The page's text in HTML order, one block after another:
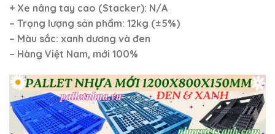
+ Xe nâng tay cao (Stacker): N/A
– Trọng lượng sản phẩm: 12kg (±5%)
– Màu sắc: xanh dương và đen
– Hàng Việt Nam, mới 100%